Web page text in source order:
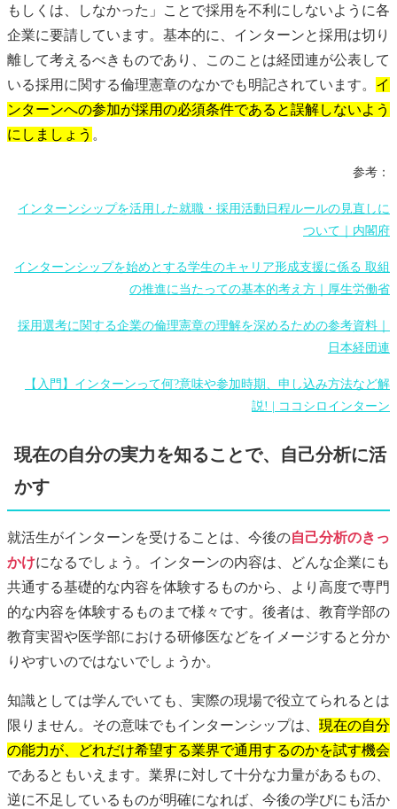
もしくは、しなかった」ことで採用を不利にしないように各
企業に要請しています。基本的に、インターンと採用は切り
離して考えるべきものであり、このことは経団連が公表して
いる採用に関する倫理憲章のなかでも明記されています。 イ
ンターンへの参加が採用の必須条件であると誤解しないよう
にしましょう 。
参考：
インターンシップを活用した就職・採用活動日程ルールの見直しに
ついて｜内閣府
インターンシップを始めとする学生のキャリア形成支援に係る 取組
の推進に当たっての基本的考え方｜厚生労働省
採用選考に関する企業の倫理憲章の理解を深めるための参考資料｜
日本経団連
【入門】インターンって何?意味や参加時期、申し込み方法など解
説! | ココシロインターン
現在の自分の実力を知ることで、自己分析に活
かす
就活生がインターンを受けることは、今後の自己分析のきっ
かけになるでしょう。インターンの内容は、どんな企業にも
共通する基礎的な内容を体験するものから、より高度で専門
的な内容を体験するものまで様々です。後者は、教育学部の
教育実習や医学部における研修医などをイメージすると分か
りやすいのではないでしょうか。
知識としては学んでいても、実際の現場で役立てられるとは
限りません。その意味でもインターンシップは、 現在の自分
の能力が、どれだけ希望する業界で通用するのかを試す機会
であるともいえます。業界に対して十分な力量があるもの、
逆に不足しているものが明確になれば、今後の学びにも活か